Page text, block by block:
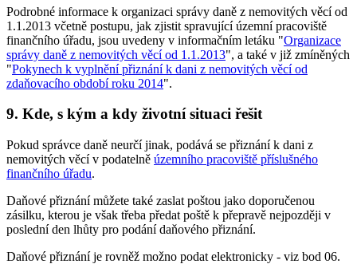
Podrobné informace k organizaci správy daně z nemovitých věcí od
1.1.2013 včetně postupu, jak zjistit spravující územní pracoviště
finančního úřadu, jsou uvedeny v informačním letáku "Organizace
správy daně z nemovitých věcí od 1.1.2013", a také v již zmíněných
"Pokynech k vyplnění přiznání k dani z nemovitých věcí od
zdaňovacího období roku 2014".
9. Kde, s kým a kdy životní situaci řešit
Pokud správce daně neurčí jinak, podává se přiznání k dani z
nemovitých věcí v podatelně územního pracoviště příslušného
finančního úřadu.
Daňové přiznání můžete také zaslat poštou jako doporučenou
zásilku, kterou je však třeba předat poště k přepravě nejpozději v
poslední den lhůty pro podání daňového přiznání.
Daňové přiznání je rovněž možno podat elektronicky - viz bod 06.